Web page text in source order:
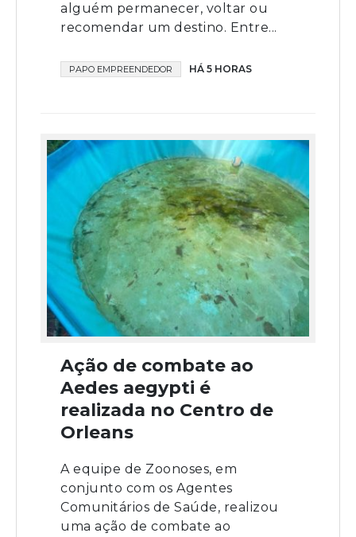
alguém permanecer, voltar ou
recomendar um destino. Entre...
PAPO EMPREENDEDOR HÁ 5 HORAS
Ação de combate ao
Aedes aegypti é
realizada no Centro de
Orleans
A equipe de Zoonoses, em
conjunto com os Agentes
Comunitários de Saúde, realizou
uma ação de combate ao